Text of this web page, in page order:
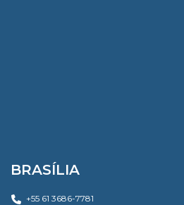
BRASÍLIA
+55 61 3686-7781